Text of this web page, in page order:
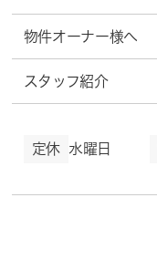
物件オーナー様へ
スタッフ紹介
定休 水曜日